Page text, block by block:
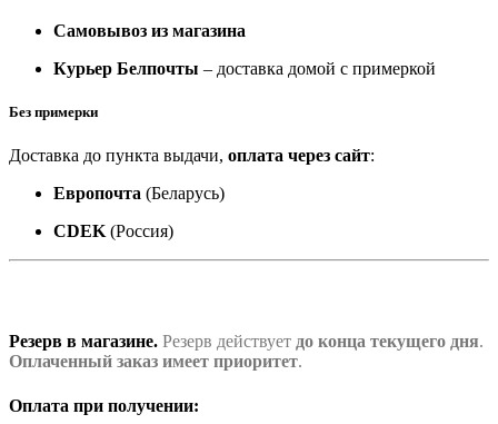
Самовывоз из магазина
Курьер Белпочты – доставка домой с примеркой
Без примерки
Доставка до пункта выдачи, оплата через сайт:
Европочта (Беларусь)
CDEK (Россия)
Резерв в магазине. Резерв действует до конца текущего дня.
Оплаченный заказ имеет приоритет.
Оплата при получении: